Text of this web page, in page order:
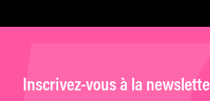
Inscrivez-vous à la